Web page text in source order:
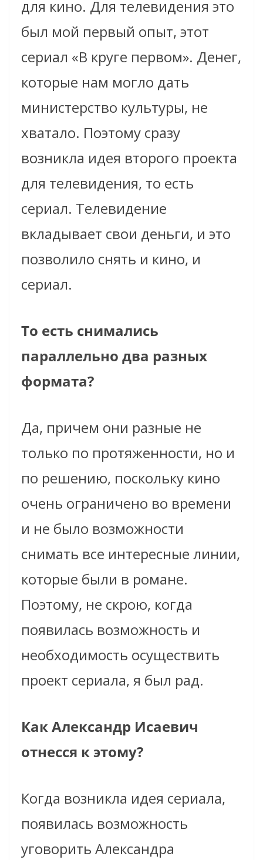
для кино. Для телевидения это
был мой первый опыт, этот
сериал «В круге первом». Денег,
которые нам могло дать
министерство культуры, не
хватало. Поэтому сразу
возникла идея второго проекта
для телевидения, то есть
сериал. Телевидение
вкладывает свои деньги, и это
позволило снять и кино, и
сериал.
То есть снимались
параллельно два разных
формата?
Да, причем они разные не
только по протяженности, но и
по решению, поскольку кино
очень ограничено во времени
и не было возможности
снимать все интересные линии,
которые были в романе.
Поэтому, не скрою, когда
появилась возможность и
необходимость осуществить
проект сериала, я был рад.
Как Александр Исаевич
отнесся к этому?
Когда возникла идея сериала,
появилась возможность
уговорить Александра